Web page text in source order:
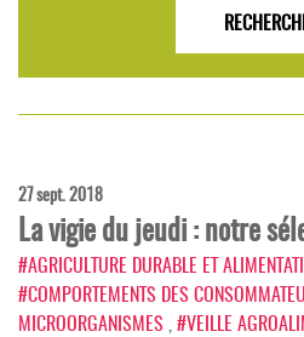
27 sept. 2018
La vigie du jeudi : notre
#AGRICULTURE DURABLE ET
#COMPORTEMENTS DES
MICROORGANISMES #VEILLE